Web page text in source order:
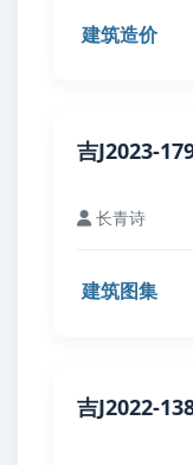
建筑造价
吉J2023-
长青诗
建筑图集
吉J2022-